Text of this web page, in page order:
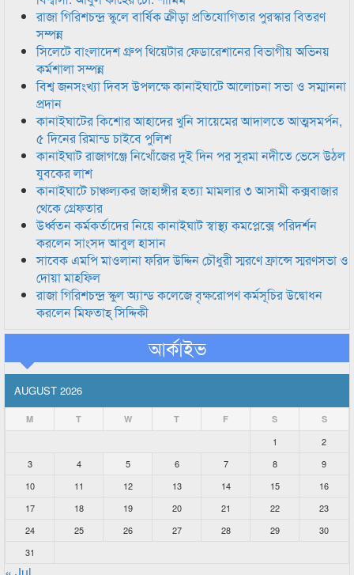
রাজা গিরিশচন্দ্র স্কুলে বার্ষিক ক্রীড়া প্রতিযোগিতার পুরস্কার বিতরণ
সম্পন্ন
সিলেটে বাংলাদেশ গ্রুপ থিয়েটার ফেডারেশানের বিভাগীয় অভিনয়
কর্মশালা সম্পন্ন
বিশ্ব জনসংখ্যা দিবস উপলক্ষে কানাইঘাটে আলোচনা সভা ও সম্মাননা
প্রদান
কানাইঘাটের কিশোর আহাদের খুনি সায়েমের আদালতে আত্মসমর্পন,
৫ দিনের রিমান্ড চাইবে পুলিশ
কানাইঘাট রাজাগঞ্জে নিখোঁজের দুই দিন পর সুরমা নদীতে ভেসে উঠল
যুবকের লাশ
কানাইঘাটে চাঞ্চল্যকর জাহাঙ্গীর হত্যা মামলার ৩ আসামী কক্সবাজার
থেকে গ্রেফতার
উর্ধ্বতন কর্মকর্তাদের নিয়ে কানাইঘাট স্বাস্থ্য কমপ্লেক্সে পরিদর্শন
করলেন সাংসদ আবুল হাসান
সাবেক এমপি মাওলানা ফরিদ উদ্দিন চৌধুরী স্মরণে ফ্রান্সে স্মরণসভা ও
দোয়া মাহফিল
রাজা গিরিশচন্দ্র স্কুল অ্যান্ড কলেজে বৃক্ষরোপণ কর্মসূচির উদ্বোধন
করলেন মিফতাহ্ সিদ্দিকী
আর্কাইভ
AUGUST 2026
M T W T F S S
1
2
3
4 5 6 7 8
9
10
11 12 13 14 15
16
17
18 19 20 21 22
23
24
25 26 27 28 29
30
31